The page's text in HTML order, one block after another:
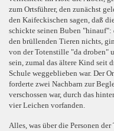
zum Ortsführer, den zunächst
den Kaifeckischen sagen, daß
schickte seinen Buben "hinauf":
den brüllenden Tieren nichts,
von der Totenstille "da droben"
sein, zumal das ältere Kind seit
Schule weggeblieben war. Der
forderte zwei Nachbarn zur
verschossen war, durch das
vier Leichen vorfanden.
Alles, was über die Personen